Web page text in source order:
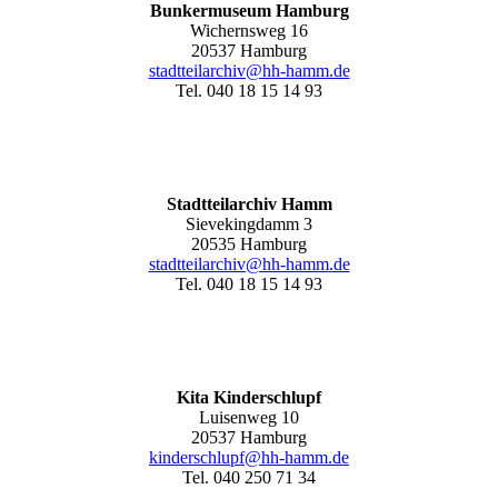
Bunkermuseum Hamburg
Wichernsweg 16
20537 Hamburg
stadtteilarchiv@hh-hamm.de
Tel. 040 18 15 14 93
Stadtteilarchiv Hamm
Sievekingdamm 3
20535 Hamburg
stadtteilarchiv@hh-hamm.de
Tel. 040 18 15 14 93
Kita Kinderschlupf
Luisenweg 10
20537 Hamburg
kinderschlupf@hh-hamm.de
Tel. 040 250 71 34